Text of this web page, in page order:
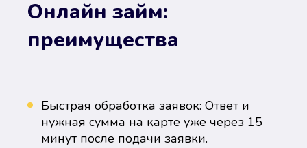
Онлайн займ:
преимущества
Быстрая обработка заявок: Ответ и
нужная сумма на карте уже через 15
минут после подачи заявки.